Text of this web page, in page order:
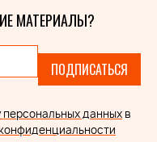
МАТЕРИАЛЫ?
ПОДПИСАТЬСЯ
персональных данных в